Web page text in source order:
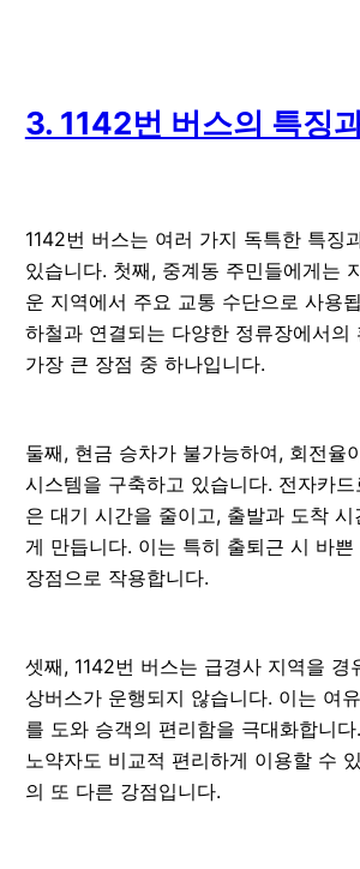
3. 1142번 버스의 특징
1142번 버스는 여러 가지 독특한 특징
있습니다. 첫째, 중계동 주민들에게는
운 지역에서 주요 교통 수단으로 사용
하철과 연결되는 다양한 정류장에서의
가장 큰 장점 중 하나입니다.
둘째, 현금 승차가 불가능하여, 회전율
시스템을 구축하고 있습니다. 전자카
은 대기 시간을 줄이고, 출발과 도착
게 만듭니다. 이는 특히 출퇴근 시 바
장점으로 작용합니다.
셋째, 1142번 버스는 급경사 지역을 경
상버스가 운행되지 않습니다. 이는 여
를 도와 승객의 편리함을 극대화합니
노약자도 비교적 편리하게 이용할 수
의 또 다른 강점입니다.